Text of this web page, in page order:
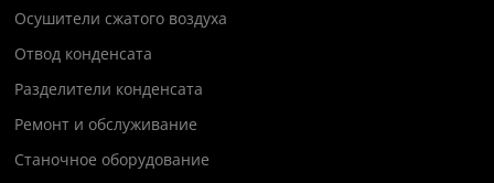
Осушители сжатого воздуха
Отвод конденсата
Разделители конденсата
Ремонт и обслуживание
Станочное оборудование